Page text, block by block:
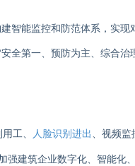
智能监控和防范体系，实
全第一、预防为主、综合治
工、 人脸识别进出 、视频监
强建筑企业数字化、智能化